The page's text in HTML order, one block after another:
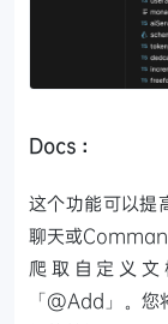
Docs：
这个功能可以提
聊天或
爬取自定义
「@Add」。